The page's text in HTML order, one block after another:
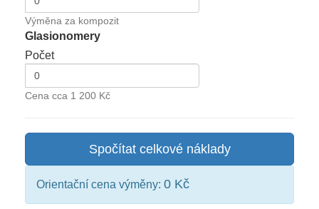
Výměna za kompozit
Glasionomery
Počet
Cena cca 1 200 Kč
Spočítat celkové náklady
Orientační cena výměny: 0 Kč